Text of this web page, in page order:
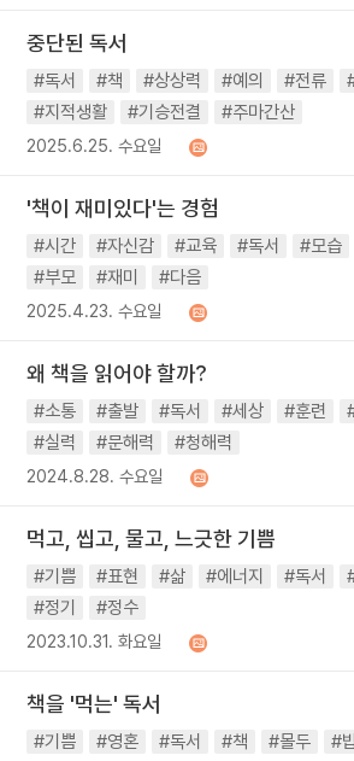
중단된 독서
#독서 #책 #상상력 #예의 #전류
#지적생활
#기승전결 #주마간산
2025.6.25. 수요일
'책이 재미있다'는 경험
#시간 #자신감 #교육 #독서 #모습
#부모
#재미 #다음
2025.4.23. 수요일
왜 책을 읽어야 할까?
#소통 #출발 #독서 #세상 #훈련
#실력
#문해력 #청해력
2024.8.28. 수요일
먹고, 씹고, 물고, 느긋한 기쁨
#기쁨 #표현 #삶 #에너지 #독서
#정기
#정수
2023.10.31. 화요일
책을 '먹는' 독서
#기쁨 #영혼 #독서 #책 #몰두 #